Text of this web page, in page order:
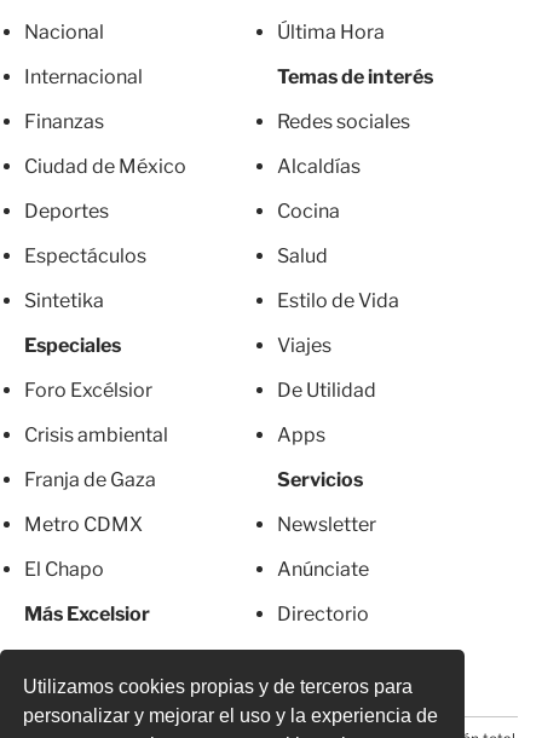
Utilizamos cookies propias y de terceros para
personalizar y mejorar el uso y la experiencia de
Nacional
Internacional
Finanzas
Ciudad de México
Deportes
Espectáculos
Sintetika
Especiales
Foro Excélsior
Crisis ambiental
Franja de Gaza
Metro CDMX
El Chapo
Más Excelsior
Última Hora
Temas de interés
Redes sociales
Alcaldías
Cocina
Salud
Estilo de Vida
Viajes
De Utilidad
Apps
Servicios
Newsletter
Anúnciate
Directorio